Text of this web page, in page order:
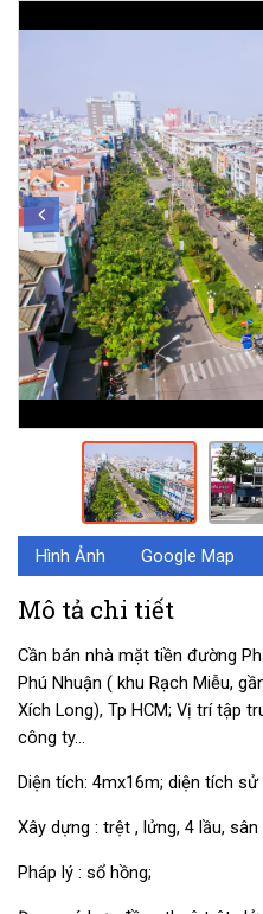
Hình Ảnh Google Map
Mô tả chi tiết
Cần bán nhà mặt tiền đường
Phú Nhuận ( khu Rạch Miễu,
Xích Long), Tp HCM; Vị trí tập
công ty…
Diện tích: 4mx16m; diện tích sử
Xây dựng : trệt , lửng, 4 lầu, sân
Pháp lý : sổ hồng;